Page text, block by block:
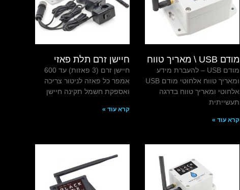
מודם USB \ מאריך טווח
מודם USB – להעברת מידע
ומאריך טווח אלחוטי מודם USB
אלחוטי ומאריך טווח בדרגה
תעשייתית
קרא עוד »
חיישן זרם תלת פאזי
חיישן זרם (3 פאזות) עד 600
אמפר כל פאזה לניטור צריכה
ואספקת חשמל תקינה חיישן
קרא עוד »